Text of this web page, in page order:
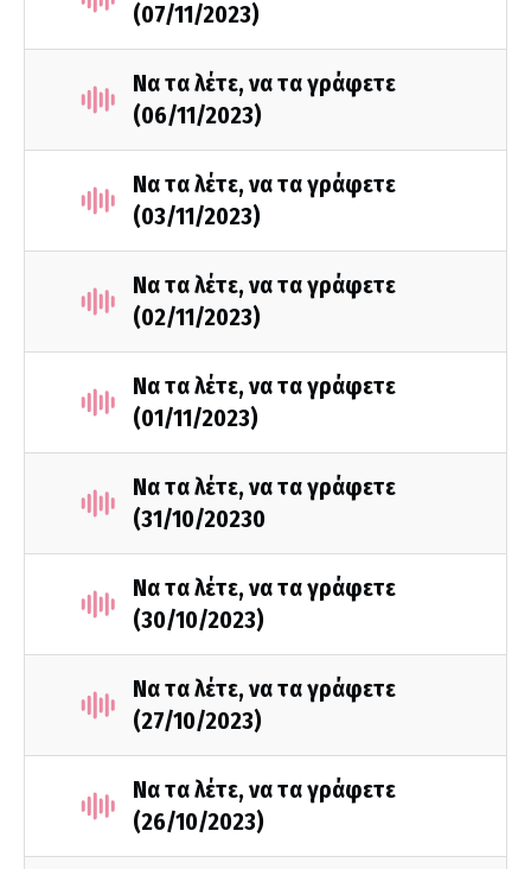
(07/11/2023)
Να τα λέτε, να τα γράφετε
(06/11/2023)
Να τα λέτε, να τα γράφετε
(03/11/2023)
Να τα λέτε, να τα γράφετε
(02/11/2023)
Να τα λέτε, να τα γράφετε
(01/11/2023)
Να τα λέτε, να τα γράφετε
(31/10/20230
Να τα λέτε, να τα γράφετε
(30/10/2023)
Να τα λέτε, να τα γράφετε
(27/10/2023)
Να τα λέτε, να τα γράφετε
(26/10/2023)